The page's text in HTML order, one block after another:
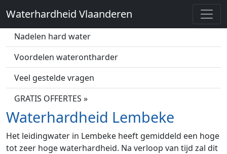
Waterhardheid Vlaanderen
Wat is hard water?
Nadelen hard water
Voordelen waterontharder
Veel gestelde vragen
GRATIS OFFERTES »
Waterhardheid Lembeke
Het leidingwater in Lembeke heeft gemiddeld een hoge
tot zeer hoge waterhardheid. Na verloop van tijd zal dit